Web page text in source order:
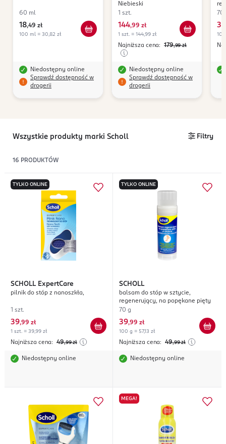
60 ml
18,49 zł
100 ml = 30,82 zł
Niedostępny online
Sprawdź dostępność w
drogerii
Niebieski
1 szt.
144,99 zł
1 szt. = 144,99 zł
Najniższa cena: 179,99 zł
Niedostępny online
Sprawdź dostępność w
drogerii
70
39
100
Wszystkie produkty marki Scholl Filtry
16 PRODUKTÓW
TYLKO ONLINE
SCHOLL ExpertCare
pilnik do stóp z nanoszkła,
1 szt.
39,99 zł
1 szt. = 39,99 zł
Najniższa cena: 49,99 zł
Niedostępny online
TYLKO ONLINE
SCHOLL
balsam do stóp w sztycie,
regenerujący, na popękane pięty
70 g
39,99 zł
100 g = 57,13 zł
Najniższa cena: 49,99 zł
Niedostępny online
MEGA!